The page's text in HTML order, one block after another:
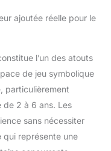
créatifs
jardin avec
ajoutée réelle pour le
l’un des atouts
de jeu symbolique
particulièrement
de 2 à 6 ans. Les
sans nécessiter
qui représente une